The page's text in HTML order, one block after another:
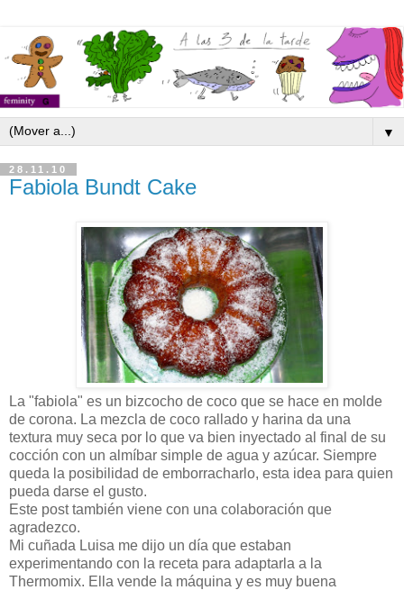
▼
28.11.10
Fabiola Bundt Cake
La "fabiola" es un bizcocho de coco que se hace en molde
de corona. La mezcla de coco rallado y harina da una
textura muy seca por lo que va bien inyectado al final de su
cocción con un almíbar simple de agua y azúcar. Siempre
queda la posibilidad de emborracharlo, esta idea para quien
pueda darse el gusto.
Este post también viene con una colaboración que
agradezco.
Mi cuñada Luisa me dijo un día que estaban
experimentando con la receta para adaptarla a la
Thermomix. Ella vende la máquina y es muy buena